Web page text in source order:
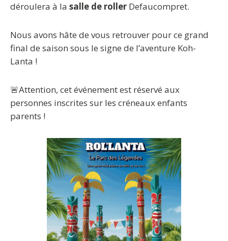
déroulera à la salle de roller Defaucompret.
Nous avons hâte de vous retrouver pour ce grand
final de saison sous le signe de l’aventure Koh-
Lanta !
🚨Attention, cet événement est réservé aux
personnes inscrites sur les créneaux enfants
parents !